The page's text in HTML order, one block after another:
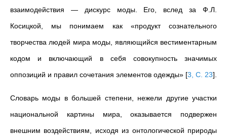
взаимодействия — дискурс моды. Его, вслед за Ф.Л.
Косицкой, мы понимаем как «продукт сознательного
творчества людей мира моды, являющийся вестиментарным
кодом и включающий в себя совокупность значимых
оппозиций и правил сочетания элементов одежды» [3, С. 23]
Словарь моды в большей степени, нежели другие участки
национальной картины мира, оказывается подвержен
внешним воздействиям, исходя из онтологической природы